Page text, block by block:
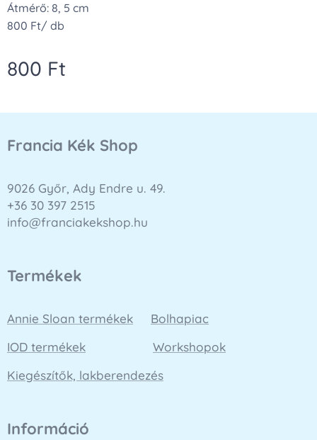
Átmérő: 8, 5 cm
800 Ft/ db
800 Ft
Francia Kék Shop
9026 Győr, Ady Endre u. 49.
+36 30 397 2515
info@franciakekshop.hu
Termékek
Annie Sloan termékek
Bolhapiac
IOD termékek
Workshopok
Kiegészítők, lakberendezés
Információ